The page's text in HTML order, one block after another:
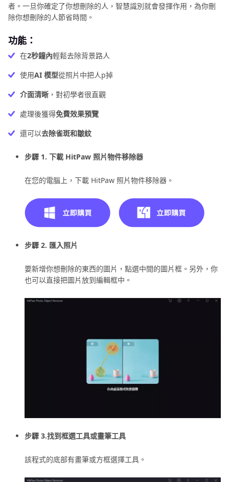
者。一旦你確定了你想刪除的人，智慧識別就會發揮作用，為你刪
除你想刪除的人節省時間。
功能：
在2秒鐘內輕鬆去除背景路人
使用AI 模型從照片中把人p掉
介面清晰 ，對初學者很直觀
處理後獲得免費效果預覽
還可以去除雀斑和皺紋
步驟 1. 下載 HitPaw 照片物件移除器
在您的電腦上，下載 HitPaw 照片物件移除器。
步驟 2. 匯入照片
要新增你想刪除的東西的圖片，點選中間的圖片框。另外，你
也可以直接把圖片放到編輯框中。
步驟 3.找到框選工具或畫筆工具
該程式的底部有畫筆或方框選擇工具。